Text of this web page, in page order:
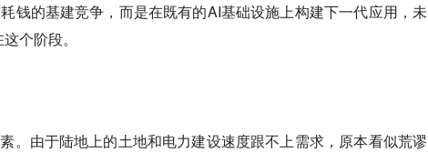
钱的基建竞争，而是在既有的AI基础设施上构建下一代应用，未
个阶段。
。由于陆地上的土地和电力建设速度跟不上需求，原本看似荒谬